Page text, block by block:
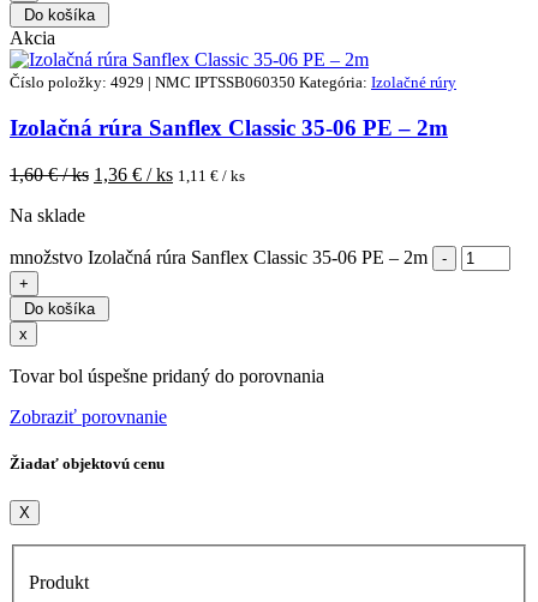
Do košíka
Akcia
Číslo položky: 4929 | NMC IPTSSB060350 Kategória: Izolačné rúry
Izolačná rúra Sanflex Classic 35-06 PE – 2m
1,60€ / ks 1,36 € / ks 1,11 € / ks
Na sklade
množstvo Izolačná rúra Sanflex Classic 35-06 PE – 2m
Do košíka
x
Tovar bol úspešne pridaný do porovnania
Zobraziť porovnanie
Žiadať objektovú cenu
X
Produkt